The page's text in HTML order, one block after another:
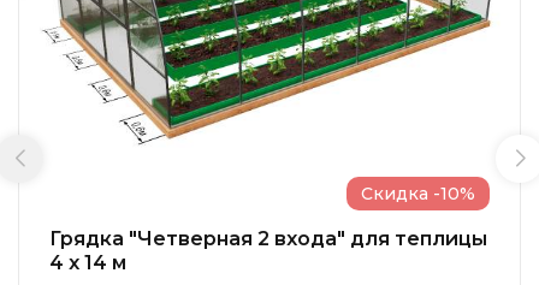
Грядка "Четверная 2 входа" для теплицы
4 x 14 м
Скидка -10%